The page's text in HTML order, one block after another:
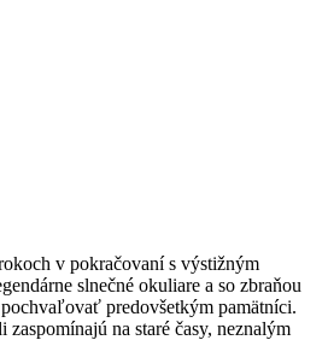
v pokračovaní s výstižným
slnečné okuliare a so zbraňou
predovšetkým pamätníci.
na staré časy, neznalým